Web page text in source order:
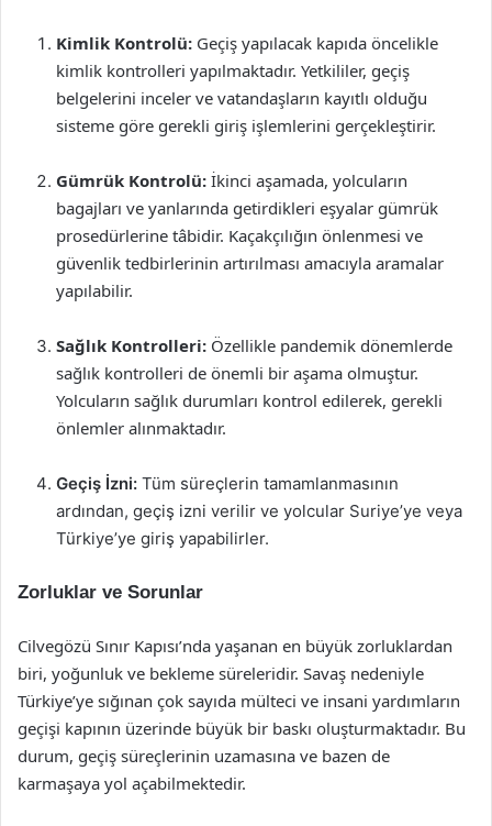
Kimlik Kontrolü: Geçiş yapılacak kapıda öncelikle
kimlik kontrolleri yapılmaktadır. Yetkililer, geçiş
belgelerini inceler ve vatandaşların kayıtlı olduğu
sisteme göre gerekli giriş işlemlerini gerçekleştirir.
Gümrük Kontrolü: İkinci aşamada, yolcuların
bagajları ve yanlarında getirdikleri eşyalar gümrük
prosedürlerine tâbidir. Kaçakçılığın önlenmesi ve
güvenlik tedbirlerinin artırılması amacıyla aramalar
yapılabilir.
Sağlık Kontrolleri: Özellikle pandemik dönemlerde
sağlık kontrolleri de önemli bir aşama olmuştur.
Yolcuların sağlık durumları kontrol edilerek, gerekli
önlemler alınmaktadır.
Geçiş İzni: Tüm süreçlerin tamamlanmasının
ardından, geçiş izni verilir ve yolcular Suriye’ye veya
Türkiye’ye giriş yapabilirler.
Zorluklar ve Sorunlar
Cilvegözü Sınır Kapısı’nda yaşanan en büyük zorluklardan
biri, yoğunluk ve bekleme süreleridir. Savaş nedeniyle
Türkiye’ye sığınan çok sayıda mülteci ve insani yardımların
geçişi kapının üzerinde büyük bir baskı oluşturmaktadır. Bu
durum, geçiş süreçlerinin uzamasına ve bazen de
karmaşaya yol açabilmektedir.